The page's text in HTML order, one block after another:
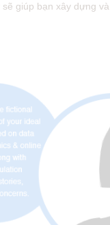
giúp bạn xây dựng